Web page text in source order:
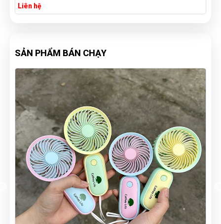
Liên hệ
SẢN PHẨM BÁN CHẠY